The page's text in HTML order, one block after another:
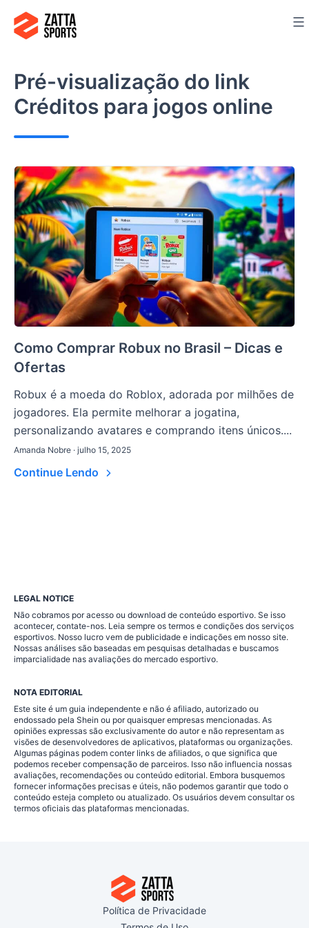
para
conteúdo
Pré-visualização do link
Créditos para jogos online
Como Comprar Robux no Brasil – Dicas e
Ofertas
Robux é a moeda do Roblox, adorada por milhões de
jogadores. Ela permite melhorar a jogatina,
personalizando avatares e comprando itens únicos....
Amanda Nobre · julho 15, 2025
Continue Lendo
LEGAL NOTICE
Não cobramos por acesso ou download de conteúdo esportivo. Se isso
acontecer, contate-nos. Leia sempre os termos e condições dos serviços
esportivos. Nosso lucro vem de publicidade e indicações em nosso site.
Nossas análises são baseadas em pesquisas detalhadas e buscamos
imparcialidade nas avaliações do mercado esportivo.
NOTA EDITORIAL
Este site é um guia independente e não é afiliado, autorizado ou
endossado pela Shein ou por quaisquer empresas mencionadas. As
opiniões expressas são exclusivamente do autor e não representam as
visões de desenvolvedores de aplicativos, plataformas ou organizações.
Algumas páginas podem conter links de afiliados, o que significa que
podemos receber compensação de parceiros. Isso não influencia nossas
avaliações, recomendações ou conteúdo editorial. Embora busquemos
fornecer informações precisas e úteis, não podemos garantir que todo o
conteúdo esteja completo ou atualizado. Os usuários devem consultar os
termos oficiais das plataformas mencionadas.
Política de Privacidade